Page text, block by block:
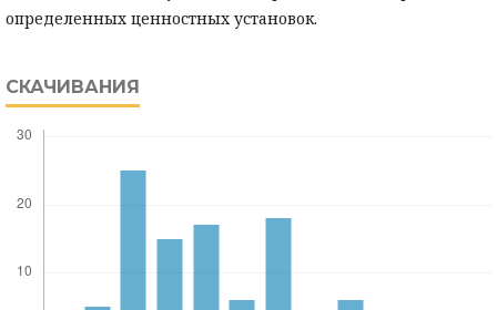
определенных ценностных установок.
СКАЧИВАНИЯ